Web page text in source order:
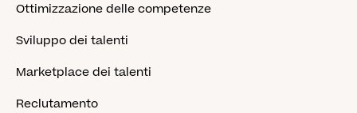
Ottimizzazione delle competenze
Sviluppo dei talenti
Marketplace dei talenti
Reclutamento